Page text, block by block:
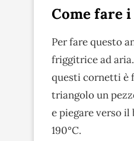
Come fare
Per fare questo
friggitrice ad
questi cornetti è
triangolo un
e piegare verso
190°C.